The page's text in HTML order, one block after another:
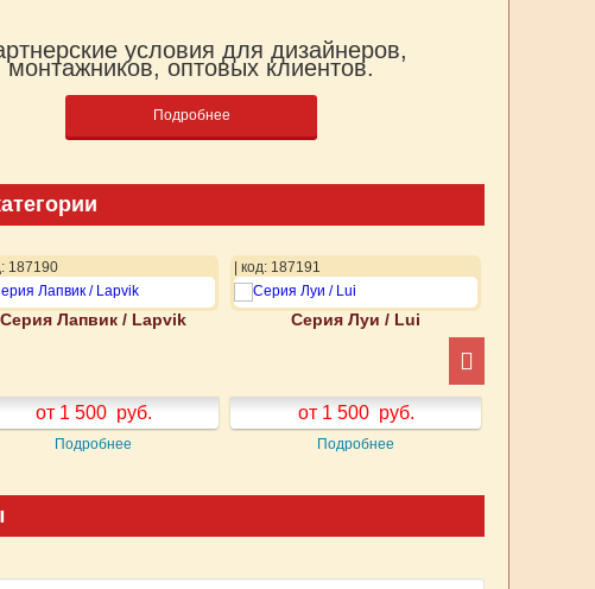
условия для дизайнеров,
монтажников, оптовых клиентов.
Подробнее
187190
Серия Лапвик / Lapvik
от 1 500 руб.
Подробнее
| код: 187191
Серия Луи / Lui
от 1 500 руб.
Подробнее